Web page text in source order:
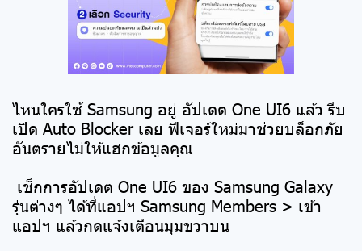
ไหนใครใช้ Samsung อยู่ อัปเดต One UI6 แล้ว รีบ
เปิด Auto Blocker เลย ฟีเจอร์ใหม่มาช่วยบล็อกภัย
อันตรายไม่ให้แฮกข้อมูลคุณ
เช็กการอัปเดต One UI6 ของ Samsung Galaxy
รุ่นต่างๆ ได้ที่แอปฯ Samsung Members > เข้า
แอปฯ แล้วกดแจ้งเตือนมุมขวาบน